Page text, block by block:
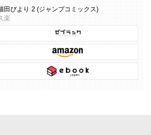
田びより 2 (ジャンプコミックス)
楽